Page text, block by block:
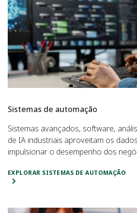
Sistemas de automação
Sistemas avançados, software,
de IA industriais aproveitam os
impulsionar o desempenho dos
EXPLORAR SISTEMAS DE AUTOMAÇÃO